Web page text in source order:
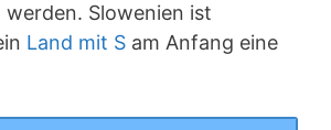
werden. Slowenien ist
Land mit S am Anfang eine